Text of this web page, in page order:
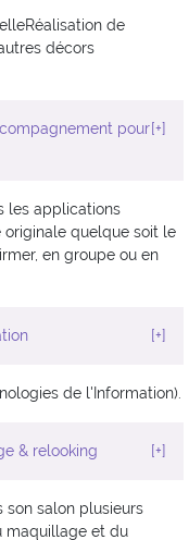
de
décors
pour[+]
les applications
quelque soit le
en groupe ou en
[+]
de l'Information).
& relooking [+]
son salon plusieurs
maquillage et du